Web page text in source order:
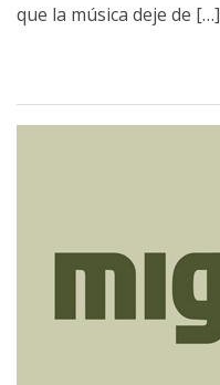
que la música deje de […]